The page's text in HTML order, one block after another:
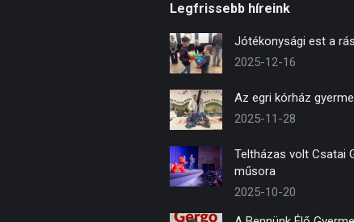
Legfrissebb híreink
Jótékonysági est a
2025-12-16
Az egri kórház
2025-11-28
Teltházas volt Csatai
műsora
2025-10-20